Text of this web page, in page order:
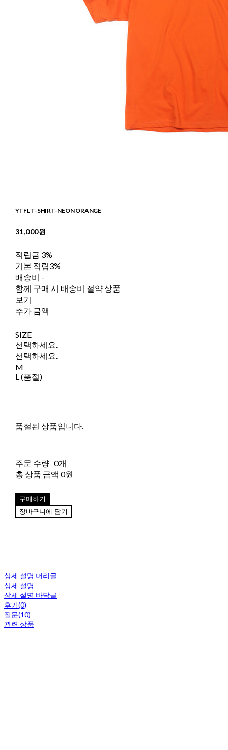
YTFL T-SHIRT-NEON ORANGE
31,000원
적립금 3%
기본 적립3%
배송비 -
함께 구매 시 배송비 절약 상품
보기
추가 금액
SIZE
선택하세요.
선택하세요.
M
L (품절)
품절된 상품입니다.
주문 수량 0개
총 상품 금액 0원
구매하기
장바구니에 담기
상세 설명 머리글
상세 설명
상세 설명 바닥글
후기(0)
질문(10)
관련 상품